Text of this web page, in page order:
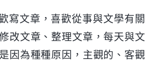
寫文章，喜歡從事與文學有關
改文章、整理文章，每天與文
因為種種原因，主觀的、客觀